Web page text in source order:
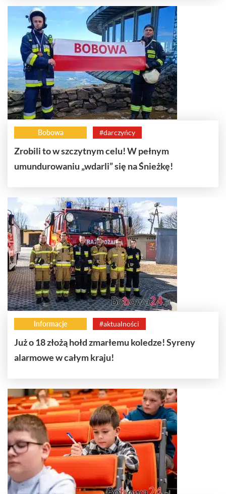
Bobowa #darczyńcy
Zrobili to w szczytnym celu! W pełnym
umundurowaniu „wdarli” się na Śnieżkę!
Informacje #aktualności
Już o 18 złożą hołd zmarłemu koledze! Syreny
alarmowe w całym kraju!